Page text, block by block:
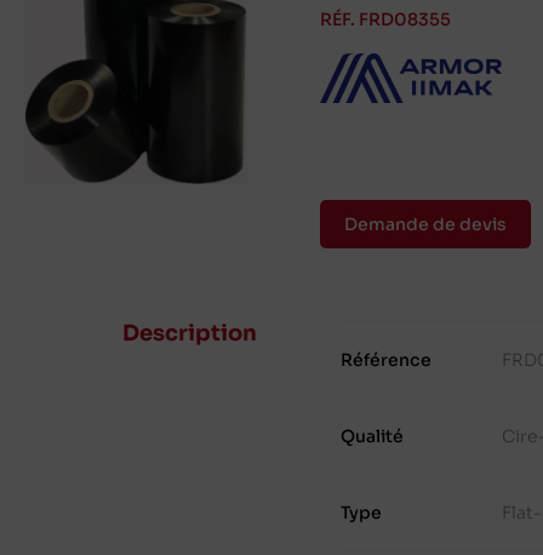
RÉF. FRD08355
Demande de devis
Description
Référence
Qualité
Type